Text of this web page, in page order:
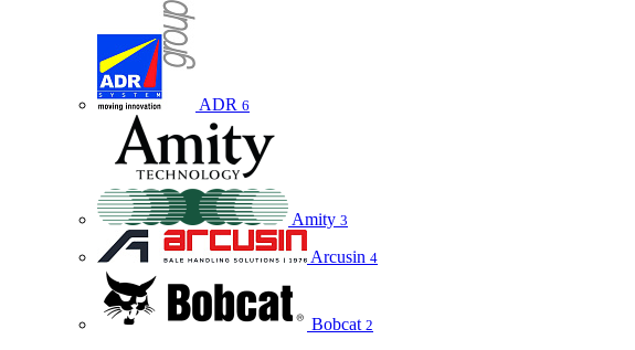
ADR 6
Amity 3
Arcusin 4
Bobcat 2